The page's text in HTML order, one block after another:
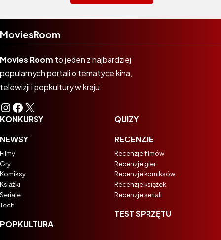
MoviesRoom
Movies Room to jeden z najbardziej
popularnych portali o tematyce kina,
telewizji i popkultury w kraju.
Instagram
Facebook
X
KONKURSY
NEWSY
Filmy
Gry
Komiksy
Książki
Seriale
Tech
POPKULTURA
QUIZY
RECENZJE
Recenzje filmów
Recenzje gier
Recenzje komiksów
Recenzje książek
Recenzje seriali
TEST SPRZĘTU